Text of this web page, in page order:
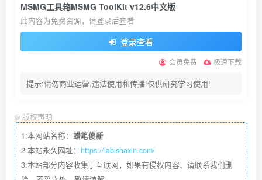
MSMG工具箱MSMG ToolKit v12.6中文版
此内容为免费资源，请登录后查看
登录查看
会员免费 极速下载
提示:请勿商业运营,违法使用和传播!仅供研究学习使用!
© 版权声明
1:本网站名称： 蜡笔傻新
2:本站永久网址： https://labishaxin.com/
3:本站部分内容收集于互联网，如果有侵权内容、请联系我们删